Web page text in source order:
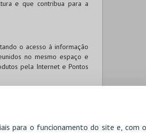
para o funcionamento do site e, com o
e que contribua para a
o acesso à informação
no mesmo espaço e
pela Internet e Pontos
nossos clientes